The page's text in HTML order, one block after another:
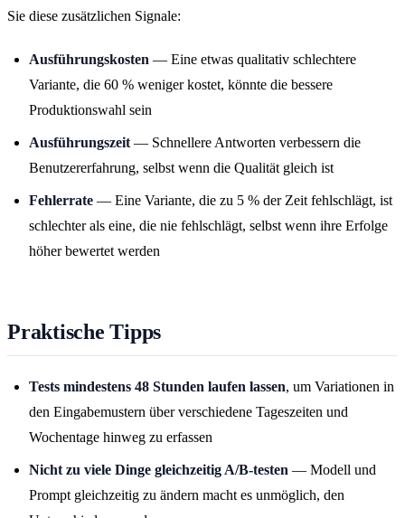
Sie diese zusätzlichen Signale:
Ausführungskosten — Eine etwas qualitativ schlechtere
Variante, die 60 % weniger kostet, könnte die bessere
Produktionswahl sein
Ausführungszeit — Schnellere Antworten verbessern die
Benutzererfahrung, selbst wenn die Qualität gleich ist
Fehlerrate — Eine Variante, die zu 5 % der Zeit fehlschlägt, ist
schlechter als eine, die nie fehlschlägt, selbst wenn ihre Erfolge
höher bewertet werden
Praktische Tipps
Tests mindestens 48 Stunden laufen lassen, um Variationen in
den Eingabemustern über verschiedene Tageszeiten und
Wochentage hinweg zu erfassen
Nicht zu viele Dinge gleichzeitig A/B-testen — Modell und
Prompt gleichzeitig zu ändern macht es unmöglich, den